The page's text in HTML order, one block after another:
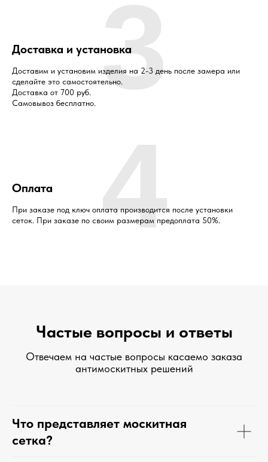
Доставка и установка
Доставим и установим изделия на 2-3 день после замера или
сделайте это самостоятельно.
Доставка от 700 руб.
Самовывоз бесплатно. 3
Оплата
При заказе под ключ оплата производится после установки
сеток. При заказе по своим размерам предоплата 50%.
4
Частые вопросы и ответы
Отвечаем на частые вопросы касаемо заказа
антимоскитных решений
Что представляет москитная
сетка?